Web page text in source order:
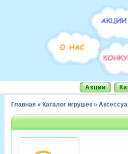
Акции
Главная » Каталог игрушек »